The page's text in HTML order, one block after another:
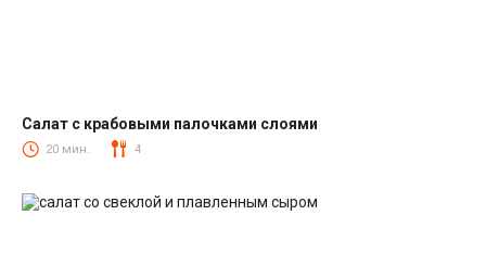
Салаты с крабовыми палочками
Салат с крабовыми палочками слоями
20 мин. 4